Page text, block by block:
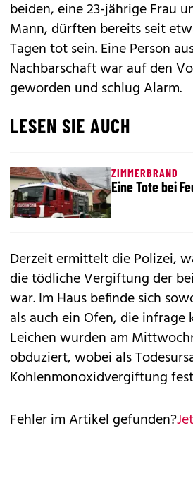
beiden, eine 23-jährige Frau
Mann, dürften bereits seit
Tagen tot sein. Eine Person
Nachbarschaft war auf den
geworden und schlug Alarm.
LESEN SIE AUCH
ZIMMERBRAND
Eine Tote bei
Derzeit ermittelt die Polizei,
die tödliche Vergiftung der
war. Im Haus befinde sich
als auch ein Ofen, die infrage
Leichen wurden am
obduziert, wobei als
Kohlenmonoxidvergiftung
Fehler im Artikel gefunden?